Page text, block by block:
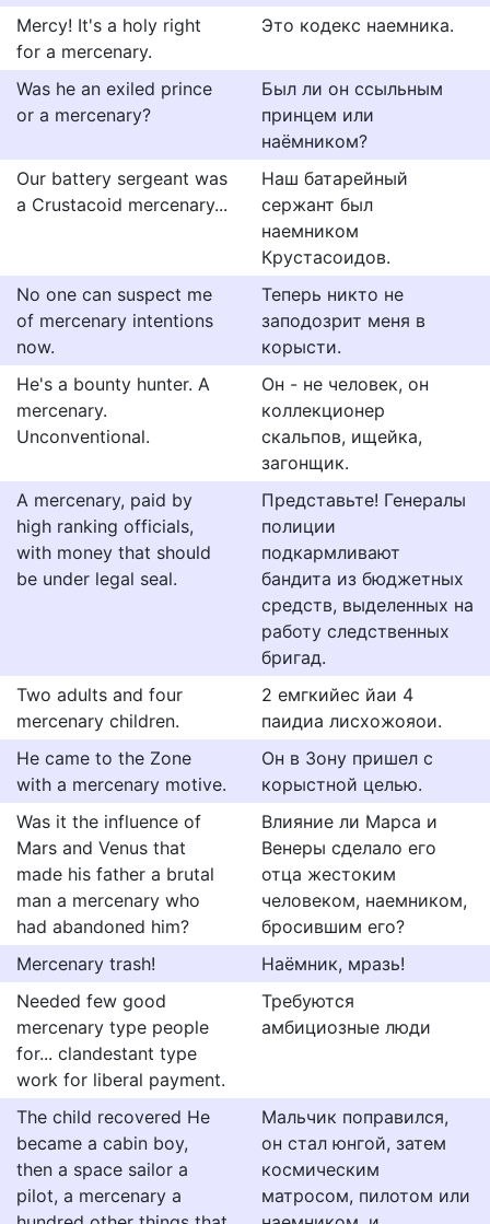
Mercy! It's a holy right
for a mercenary.
Это кодекс наемника.
Was he an exiled prince
or a mercenary?
Был ли он ссыльным
принцем или
наёмником?
Our battery sergeant was
a Crustacoid mercenary...
Наш батарейный
сержант был
наемником
Крустасоидов.
No one can suspect me
of mercenary intentions
now.
Теперь никто не
заподозрит меня в
корысти.
He's a bounty hunter. A
mercenary.
Unconventional.
Он - не человек, он
коллекционер
скальпов, ищейка,
загонщик.
A mercenary, paid by
high ranking officials,
with money that should
be under legal seal.
Представьте! Генералы
полиции
подкармливают
бандита из бюджетных
средств, выделенных на
работу следственных
бригад.
Two adults and four
mercenary children.
2 емгкийес йаи 4
паидиа лисхожояои.
He came to the Zone
with a mercenary motive.
Он в Зону пришел с
корыстной целью.
Was it the influence of
Mars and Venus that
made his father a brutal
man a mercenary who
had abandoned him?
Влияние ли Марса и
Венеры сделало его
отца жестоким
человеком, наемником,
бросившим его?
Mercenary trash!
Наёмник, мразь!
Needed few good
mercenary type people
for... clandestant type
work for liberal payment.
Требуются
амбициозные люди
The child recovered He
became a cabin boy,
then a space sailor a
pilot, a mercenary a
Мальчик поправился,
он стал юнгой, затем
космическим
матросом, пилотом или